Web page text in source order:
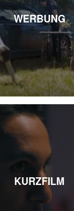
WERBUNG
KURZFILM